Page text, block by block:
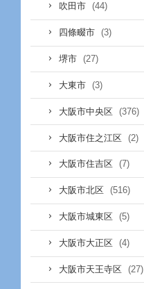
吹田市 (44)
四條畷市 (3)
堺市 (27)
大東市 (3)
大阪市中央区 (376)
大阪市住之江区 (2)
大阪市住吉区 (7)
大阪市北区 (516)
大阪市城東区 (5)
大阪市大正区 (4)
大阪市天王寺区 (27)